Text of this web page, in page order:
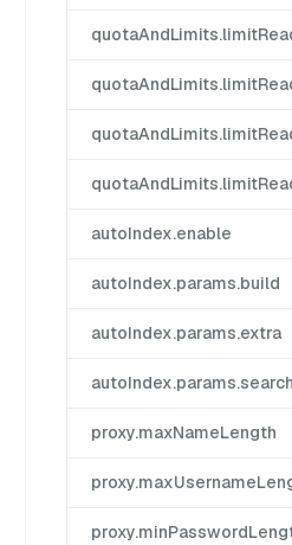
autoIndex.enable
autoIndex.params.build
autoIndex.params.extra
autoIndex.params.search
proxy.maxNameLength